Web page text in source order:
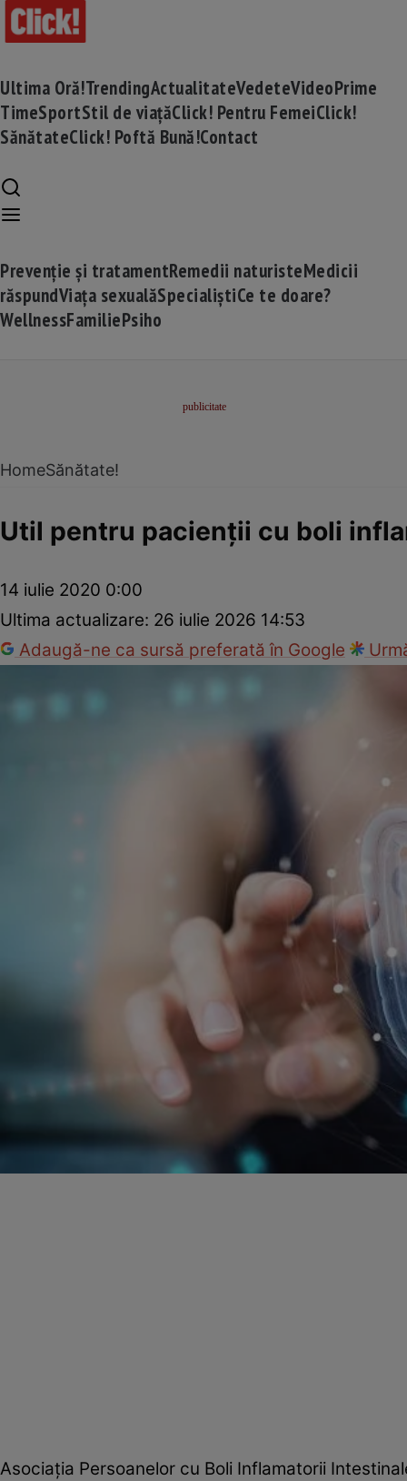
Ultima Oră!TrendingActualitateVedeteVideoPrime
TimeSportStil de viațăClick! Pentru FemeiClick!
SănătateClick! Poftă Bună!Contact
Prevenție și tratamentRemedii naturisteMedicii
răspundViața sexualăSpecialiștiCe te doare?
WellnessFamiliePsiho
HomeSănătate!
Util pentru pacienţii cu boli
14 iulie 2020 0:00
Ultima actualizare: 26 iulie 2026 14:53
Adaugă-ne ca sursă preferată în Google
Asociaţia Persoanelor cu Boli Inflamatorii